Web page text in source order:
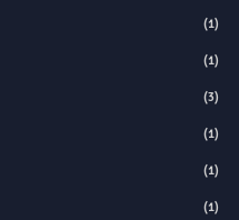
(1)
(1)
(3)
(1)
(1)
(1)